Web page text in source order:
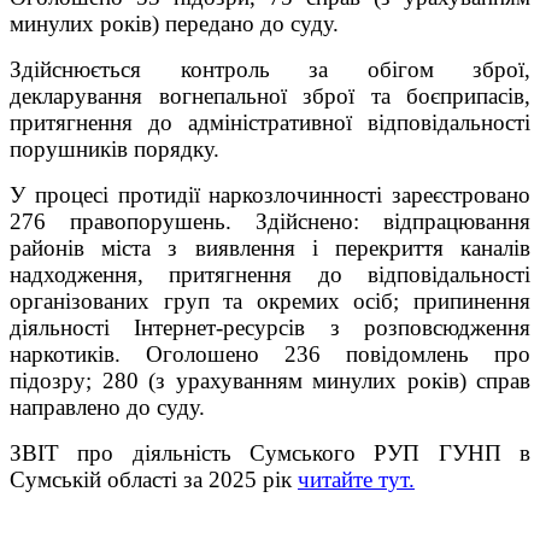
минулих років) передано до суду.
Здійснюється контроль за обігом зброї,
декларування вогнепальної зброї та боєприпасів,
притягнення до адміністративної відповідальності
порушників порядку.
У процесі протидії наркозлочинності зареєстровано
276 правопорушень. Здійснено: відпрацювання
районів міста з виявлення і перекриття каналів
надходження, притягнення до відповідальності
організованих груп та окремих осіб; припинення
діяльності Інтернет-ресурсів з розповсюдження
наркотиків. Оголошено 236 повідомлень про
підозру; 280 (з урахуванням минулих років) справ
направлено до суду.
ЗВІТ про діяльність Сумського РУП ГУНП в
Сумській області за 2025 рік читайте тут.